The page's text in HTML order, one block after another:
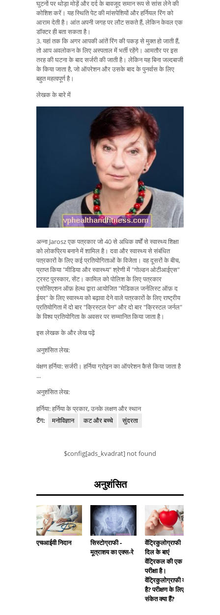
घुटनों पर थोड़ा मोड़ें और दर्द के बावजूद समान रूप से सांस लेने की
कोशिश करें। यह स्थिति पेट की मांसपेशियों और हर्नियल रिंग को
आराम देती है। आंत अपनी जगह पर लौट सकते हैं, लेकिन केवल एक
डॉक्टर ही बता सकता है।
3. यहां तक ​​कि अगर आपकी आंतें रिंग की पकड़ से मुक्त हो जाती हैं,
तो आप अवलोकन के लिए अस्पताल में भर्ती रहेंगे। आमतौर पर इस
तरह की घटना के बाद सर्जरी की जाती है। लेकिन यह बिना जल्दबाजी
के किया जाता है, जो ऑपरेशन और उसके बाद के पुनर्वास के लिए
बहुत महत्वपूर्ण है।
लेखक के बारे में
अन्ना Jarosz एक पत्रकार जो 40 से अधिक वर्षों से स्वास्थ्य शिक्षा
को लोकप्रिय बनाने में शामिल है। दवा और स्वास्थ्य से संबंधित
पत्रकारों के लिए कई प्रतियोगिताओं के विजेता। वह दूसरों के बीच,
प्राप्त किया "मीडिया और स्वास्थ्य" श्रेणी में "गोल्डन ओटीआईएस"
ट्रस्ट पुरस्कार, सेंट। कामिल को पोलिश के लिए पत्रकार
एसोसिएशन ऑफ़ हेल्थ द्वारा आयोजित "मेडिकल जर्नलिस्ट ऑफ़ द
ईयर" के लिए स्वास्थ्य को बढ़ावा देने वाले पत्रकारों के लिए राष्ट्रीय
प्रतियोगिता में दो बार "क्रिस्टल पेन" और दो बार "क्रिस्टल जर्नल"
के विश्व प्रतियोगिता के अवसर पर सम्मानित किया जाता है।
इस लेखक के और लेख पढ़ें
अनुशंसित लेख:
वंक्षण हर्निया: सर्जरी। हर्निया ग्रोइन का ऑपरेशन कैसे किया जाता है
...
अनुशंसित लेख:
हर्निया: हर्निया के प्रकार, उनके लक्षण और स्थान
टैग:
मनोविज्ञान कट और बच्चे सुंदरता
$config[ads_kvadrat] not found
अनुशंसित
एचआईवी निदान
सिस्टोग्राफी -
मूत्राशय का एक्स-रे
वेंट्रिकुलोग्राफी
दिल के बाएं
वेंट्रिकल की एक
परीक्षा है।
वेंट्रिकुलोग्राफी क्या
है? परीक्षण के लिए
संकेत क्या हैं?